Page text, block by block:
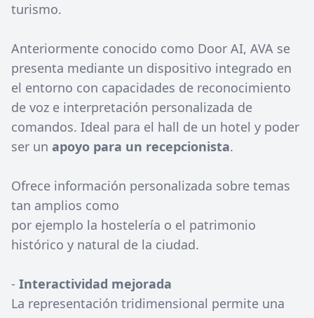
turismo.
Anteriormente conocido como Door AI, AVA se
presenta mediante un dispositivo integrado en
el entorno con capacidades de reconocimiento
de voz e interpretación personalizada de
comandos. Ideal para el hall de un hotel y poder
ser un apoyo para un recepcionista.
Ofrece información personalizada sobre temas
tan amplios como
por ejemplo la hostelería o el patrimonio
histórico y natural de la ciudad.
- Interactividad mejorada
La representación tridimensional permite una